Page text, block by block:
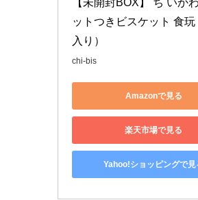
【未開封BOX】 ち いか
ットつきビスケット 食玩
入り）
chi-bis
Amazonで見る
楽天市場で見る
Yahoo!ショッピングで見